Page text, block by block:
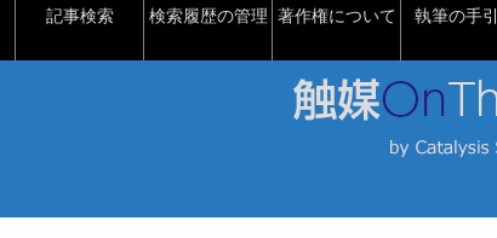
記事検索 検索履歴の管理 著作権について 執筆の手